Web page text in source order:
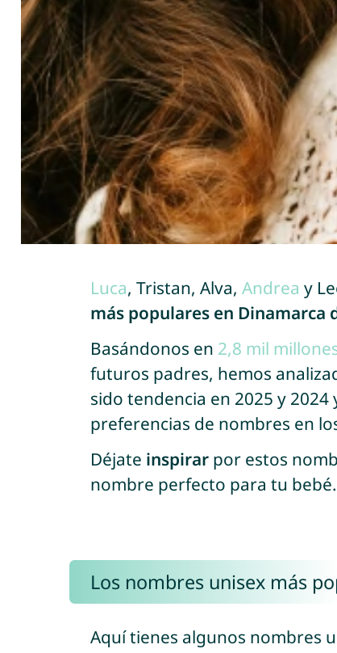
Luca, Tristan, Alva, Andrea y
más populares en Dinamarca
Basándonos en 2,8 mil
futuros padres, hemos
sido tendencia en 2025 y
preferencias de nombres en
Déjate inspirarpor estos
nombre perfecto para tu bebé.
Los nombres unisex más
Aquí tienes algunos nombres